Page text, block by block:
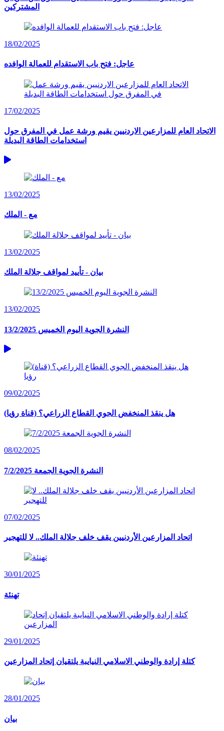
المشتركين
18/02/2025
عاجل: فتح باب الاستقدام للعمالة الوافده
17/02/2025
الاتحاد العام للمزارعين الاردنيين يقيم ورشة عمل في المفرق حول
استخدامات الطاقة البديلة
13/02/2025
مع - الملك
13/02/2025
بيان - تأييد لمواقف جلالة الملك
13/02/2025
النشرة الجوية اليوم الخميس 13/2/2025
09/02/2025
(هل ينقذ المنخفض الجوي القطاع الزراعي؟ (قناة رؤيا
08/02/2025
النشرة الجوية الجمعة 7/2/2025
07/02/2025
اتحاد المزارعين الأردنيين يقف خلف جلالة الملك.. لا للتهجير
30/01/2025
تهنئة
29/01/2025
كتلة إرادة والوطني الاسلامي النيايبة يلتقيان إتحاد المزارعين
28/01/2025
بيان